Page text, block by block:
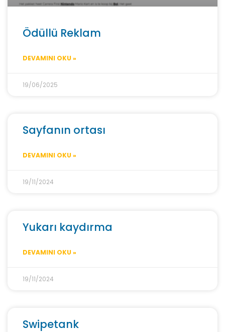
Ödüllü Reklam
DEVAMINI OKU »
19/06/2025
Sayfanın ortası
DEVAMINI OKU »
19/11/2024
Yukarı kaydırma
DEVAMINI OKU »
19/11/2024
Swipetank